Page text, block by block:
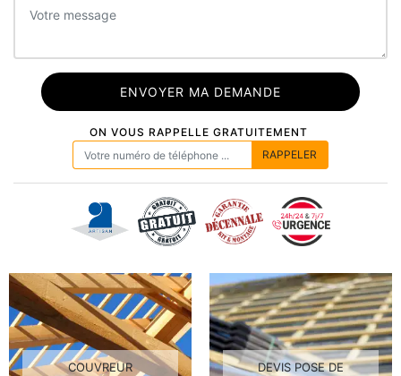
ON VOUS RAPPELLE GRATUITEMENT
COUVREUR
DEVIS POSE DE